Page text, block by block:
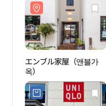
エンブル家屋（앤블가
옥）